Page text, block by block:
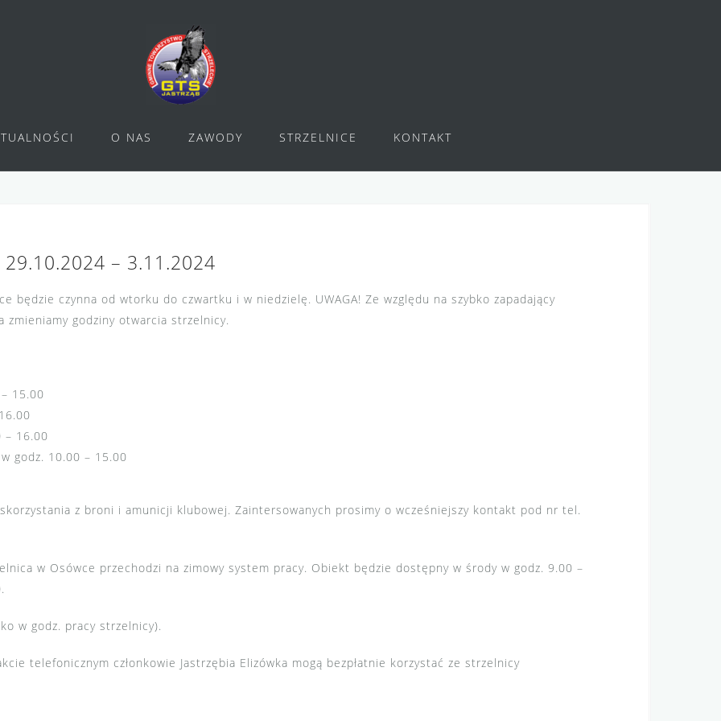
O NAS ZAWODY STRZELNICE KONTAKT
29.10.2024 – 3.11.2024
będzie czynna od wtorku do czwartku i w niedzielę. UWAGA! Ze względu na szybko zapadający
godziny otwarcia strzelnicy.
15.00
– 16.00
godz. 10.00 – 15.00
z broni i amunicji klubowej. Zaintersowanych prosimy o wcześniejszy kontakt pod nr tel.
w Osówce przechodzi na zimowy system pracy. Obiekt będzie dostępny w środy w godz. 9.00 –
w godz. pracy strzelnicy).
telefonicznym członkowie Jastrzębia Elizówka mogą bezpłatnie korzystać ze strzelnicy